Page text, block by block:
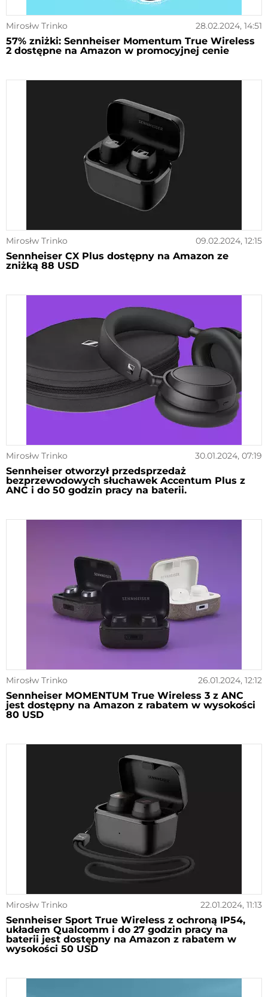
Mirosłw Trinko 28.02.2024, 14:51
57% zniżki: Sennheiser Momentum True Wireless
2 dostępne na Amazon w promocyjnej cenie
Mirosłw Trinko 09.02.2024, 12:15
Sennheiser CX Plus dostępny na Amazon ze
zniżką 88 USD
Mirosłw Trinko 30.01.2024, 07:19
Sennheiser otworzył przedsprzedaż
bezprzewodowych słuchawek Accentum Plus z
ANC i do 50 godzin pracy na baterii.
Mirosłw Trinko 26.01.2024, 12:12
Sennheiser MOMENTUM True Wireless 3 z ANC
jest dostępny na Amazon z rabatem w wysokości
80 USD
Mirosłw Trinko 22.01.2024, 11:13
Sennheiser Sport True Wireless z ochroną IP54,
układem Qualcomm i do 27 godzin pracy na
baterii jest dostępny na Amazon z rabatem w
wysokości 50 USD